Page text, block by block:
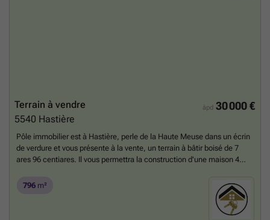
àpd 30 000 €
Terrain à vendre
5540 Hastière
Pôle immobilier est à Hastière, perle de la Haute Meuse dans un écrin
de verdure et vous présente à la vente, un terrain à bâtir boisé de 7
ares 96 centiares. Il vous permettra la construction d'une maison 4
rêvez. Faire offre à partir de 30 000 euros (sous réserve d'acceptation
En savoir plus ?
796 m²